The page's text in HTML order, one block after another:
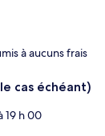
à aucuns frais
cas échéant)
19 h 00